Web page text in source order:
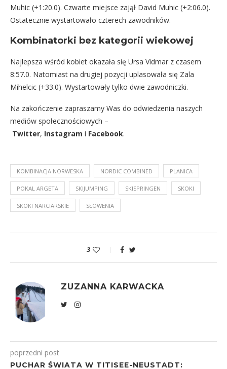
Muhic (+1:20.0). Czwarte miejsce zajął David Muhic (+2:06.0).
Ostatecznie wystartowało czterech zawodników.
Kombinatorki bez kategorii wiekowej
Najlepsza wśród kobiet okazała się Ursa Vidmar z czasem
8:57.0. Natomiast na drugiej pozycji uplasowała się Zala
Mihelcic (+33.0). Wystartowały tylko dwie zawodniczki.
Na zakończenie zapraszamy Was do odwiedzenia naszych
mediów społecznościowych –
Twitter, Instagram i Facebook.
KOMBINACJA NORWESKA NORDIC COMBINED PLANICA
POKAL ARGETA SKIJUMPING SKISPRINGEN SKOKI
SKOKI NARCIARSKIE SŁOWENIA
3
ZUZANNA KARWACKA
poprzedni post
PUCHAR ŚWIATA W TITISEE-NEUSTADT: